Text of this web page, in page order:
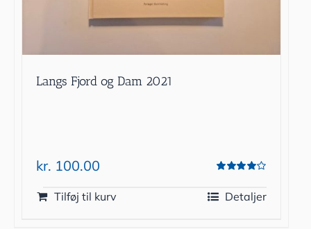
Langs Fjord og Dam 2021
4.00
ud af 5
kr. 100.00
Tilføj til kurv Detaljer